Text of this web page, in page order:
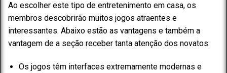
Ao escolher este tipo de entretenimento em casa, os
membros descobrirão muitos jogos atraentes e
interessantes. Abaixo estão as vantagens e também a
vantagem de a seção receber tanta atenção dos novatos:
Os jogos têm interfaces extremamente modernas e